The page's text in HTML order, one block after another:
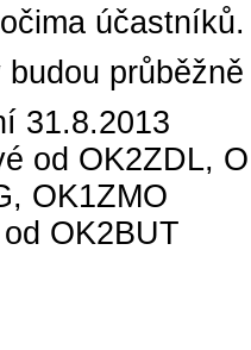
budou
31.8.2013
od OK2ZDL,
OK1ZMO
OK2BUT